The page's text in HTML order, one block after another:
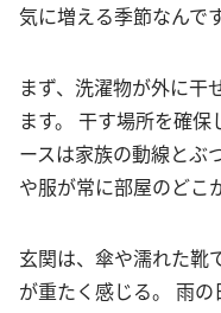
気に増える季節なんです
まず、洗濯物が外に干
ます。 干す場所を確
ースは家族の動線とぶ
や服が常に部屋のどこ
玄関は、傘や濡れた靴
が重たく感じる。 雨の